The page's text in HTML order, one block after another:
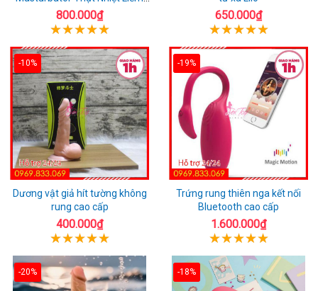
Rung
800.000₫ 650.000₫
-10%
Dương vật giả hít tường không
rung cao cấp
400.000₫
-19%
Trứng rung thiên nga kết nối
Bluetooth cao cấp
1.600.000₫
-20% -18%